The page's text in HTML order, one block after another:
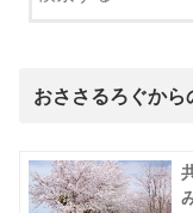
おささるろぐか